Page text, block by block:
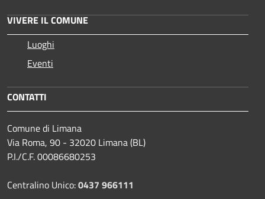
VIVERE IL COMUNE
Luoghi
Eventi
CONTATTI
Comune di Limana
Via Roma, 90 - 32020 Limana (BL)
P.I./C.F. 00086680253
Centralino Unico:0437 966111